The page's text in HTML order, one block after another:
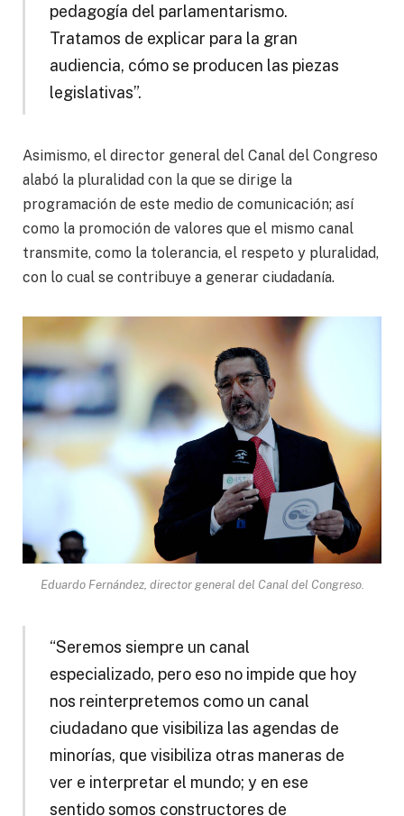
pedagogía del parlamentarismo.
Tratamos de explicar para la gran
audiencia, cómo se producen las piezas
legislativas”.
Asimismo, el director general del Canal del Congreso
alabó la pluralidad con la que se dirige la
programación de este medio de comunicación; así
como la promoción de valores que el mismo canal
transmite, como la tolerancia, el respeto y pluralidad,
con lo cual se contribuye a generar ciudadanía.
Eduardo Fernández, director general del Canal del Congreso.
“Seremos siempre un canal
especializado, pero eso no impide que hoy
nos reinterpretemos como un canal
ciudadano que visibiliza las agendas de
minorías, que visibiliza otras maneras de
ver e interpretar el mundo; y en ese
sentido somos constructores de